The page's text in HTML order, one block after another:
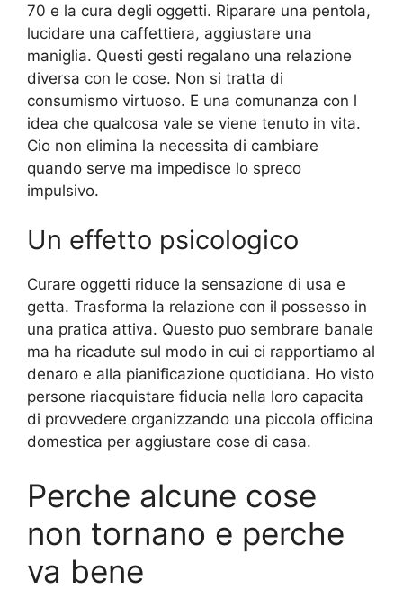
70 e la cura degli oggetti. Riparare una pentola,
lucidare una caffettiera, aggiustare una
maniglia. Questi gesti regalano una relazione
diversa con le cose. Non si tratta di
consumismo virtuoso. E una comunanza con l
idea che qualcosa vale se viene tenuto in vita.
Cio non elimina la necessita di cambiare
quando serve ma impedisce lo spreco
impulsivo.
Un effetto psicologico
Curare oggetti riduce la sensazione di usa e
getta. Trasforma la relazione con il possesso in
una pratica attiva. Questo puo sembrare banale
ma ha ricadute sul modo in cui ci rapportiamo al
denaro e alla pianificazione quotidiana. Ho visto
persone riacquistare fiducia nella loro capacita
di provvedere organizzando una piccola officina
domestica per aggiustare cose di casa.
Perche alcune cose
non tornano e perche
va bene